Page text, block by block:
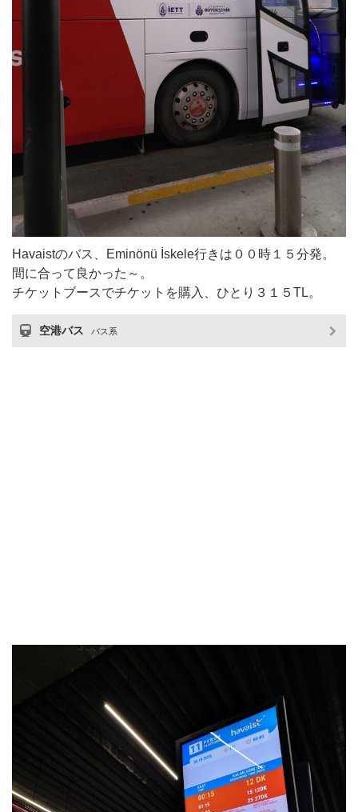
Havaistのバス、Eminönü İskele行きは００時１５分発。
間に合って良かった～。
チケットブースでチケットを購入、ひとり３１５TL。
空港バス バス系